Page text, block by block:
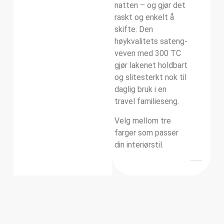
natten – og gjør det
raskt og enkelt å
skifte. Den
høykvalitets sateng-
veven med 300 TC
gjør lakenet holdbart
og slitesterkt nok til
daglig bruk i en
travel familieseng.
Velg mellom tre
farger som passer
din interiørstil.